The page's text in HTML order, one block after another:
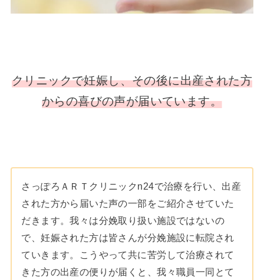
クリニックで妊娠し、その後に出産された方
からの喜びの声が届いています。
さっぽろＡＲＴクリニックn24で治療を行い、出産
された方から届いた声の一部をご紹介させていた
だきます。我々は分娩取り扱い施設ではないの
で、妊娠された方は皆さんが分娩施設に転院され
ていきます。こうやって共に苦労して治療されて
きた方の出産の便りが届くと、我々職員一同とて